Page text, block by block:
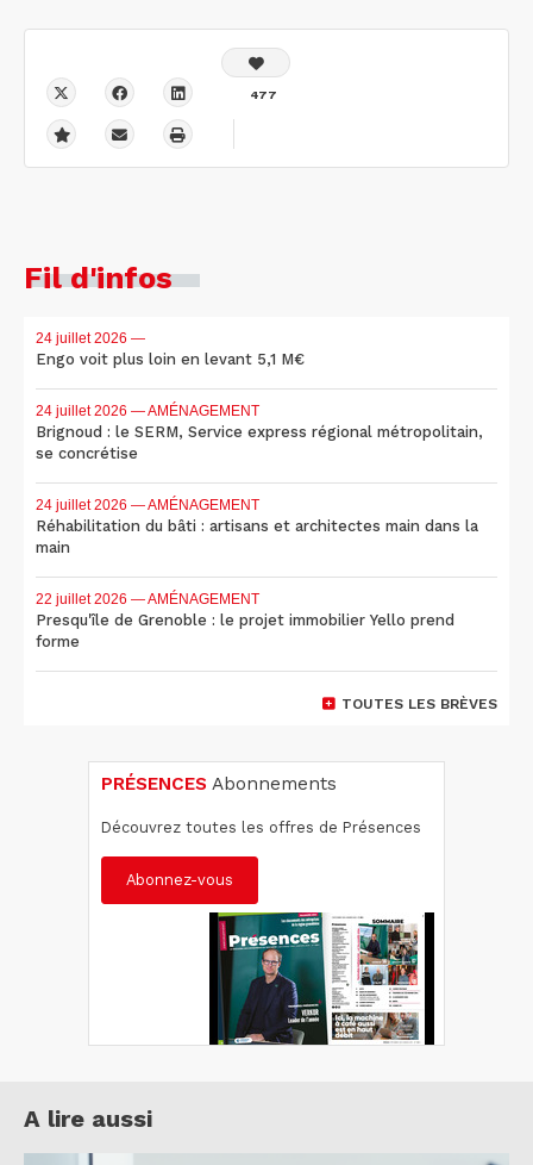
477
Fil d'infos
24 juillet 2026 —
Engo voit plus loin en levant 5,1 M€
24 juillet 2026 — AMÉNAGEMENT
Brignoud : le SERM, Service express régional métropolitain,
se concrétise
24 juillet 2026 — AMÉNAGEMENT
Réhabilitation du bâti : artisans et architectes main dans la
main
22 juillet 2026 — AMÉNAGEMENT
Presqu'île de Grenoble : le projet immobilier Yello prend
forme
TOUTES LES BRÈVES
PRÉSENCES Abonnements
Découvrez toutes les offres de Présences
Abonnez-vous
A lire aussi